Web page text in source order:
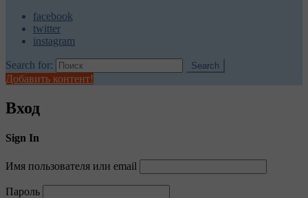
facebook
twitter
instagram
Search for: Search
Добавить контент!
Вход
Sign In
Имя пользователя или email
Пароль